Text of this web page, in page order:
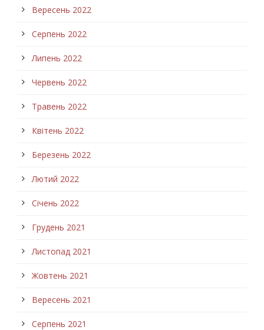
Вересень 2022
Серпень 2022
Липень 2022
Червень 2022
Травень 2022
Квітень 2022
Березень 2022
Лютий 2022
Січень 2022
Грудень 2021
Листопад 2021
Жовтень 2021
Вересень 2021
Серпень 2021